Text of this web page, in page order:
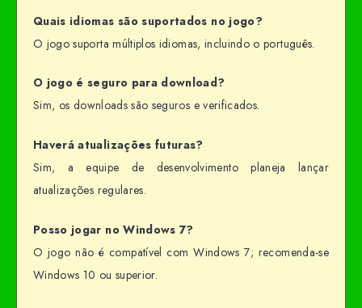
Quais idiomas são suportados no jogo?
O jogo suporta múltiplos idiomas, incluindo o português.
O jogo é seguro para download?
Sim, os downloads são seguros e verificados.
Haverá atualizações futuras?
Sim, a equipe de desenvolvimento planeja lançar
atualizações regulares.
Posso jogar no Windows 7?
O jogo não é compatível com Windows 7; recomenda-se
Windows 10 ou superior.